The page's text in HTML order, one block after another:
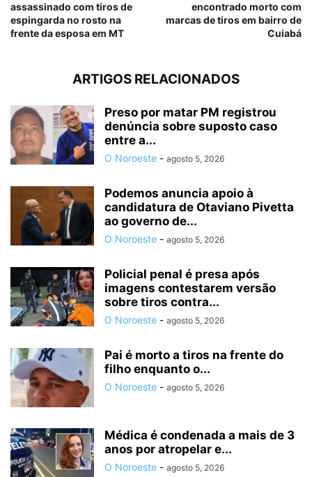
assassinado com tiros de
espingarda no rosto na
frente da esposa em MT
encontrado morto com
marcas de tiros em bairro de
Cuiabá
ARTIGOS RELACIONADOS
Preso por matar PM registrou
denúncia sobre suposto caso
entre a...
O Noroeste - agosto 5, 2026
Podemos anuncia apoio à
candidatura de Otaviano Pivetta
ao governo de...
O Noroeste - agosto 5, 2026
Policial penal é presa após
imagens contestarem versão
sobre tiros contra...
O Noroeste - agosto 5, 2026
Pai é morto a tiros na frente do
filho enquanto o...
O Noroeste - agosto 5, 2026
Médica é condenada a mais de 3
anos por atropelar e...
O Noroeste - agosto 5, 2026